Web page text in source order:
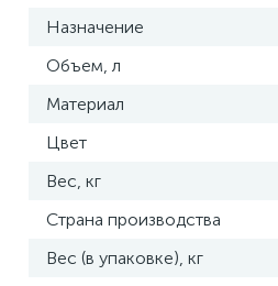
Назначение
Объем, л
Материал
Цвет
Вес, кг
Страна производства
Вес (в упаковке), кг